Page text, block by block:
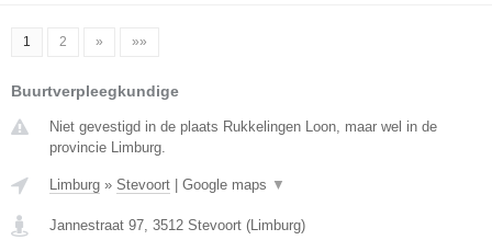
1 2 » »»
Buurtverpleegkundige
Niet gevestigd in de plaats Rukkelingen Loon, maar wel in de
provincie Limburg.
Limburg » Stevoort Google maps ▼
Jannestraat 97, 3512 Stevoort (Limburg)